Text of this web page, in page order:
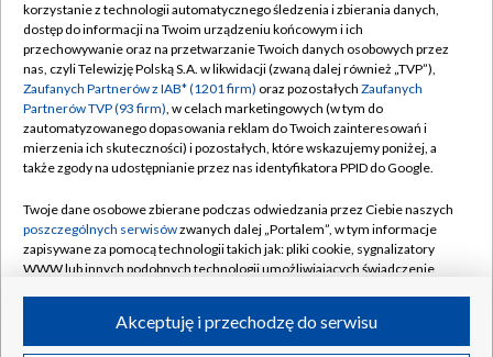
TVP
Abonament TVP
Emisja w TVP
Centrum informacji TVP
Naziemna Telewizja Cyfrowa
Rada Programowa
System NOS
Informacje o nadawcy
Program dla prasy
Regulamin TVP
Polityka prywatności
Moje zgody
Pomoc
Kontakt
Kanały
korzystanie z technologii automatycznego śledzenia i zbierania danych,
dostęp do informacji na Twoim urządzeniu końcowym i ich
przechowywanie oraz na przetwarzanie Twoich danych osobowych przez
nas, czyli Telewizję Polską S.A. w likwidacji (zwaną dalej również „TVP”),
Zaufanych Partnerów z IAB* (1201 firm) oraz pozostałych Zaufanych
Partnerów TVP (93 firm), w celach marketingowych (w tym do
zautomatyzowanego dopasowania reklam do Twoich zainteresowań i
mierzenia ich skuteczności) i pozostałych, które wskazujemy poniżej, a
także zgody na udostępnianie przez nas identyfikatora PPID do Google.
Twoje dane osobowe zbierane podczas odwiedzania przez Ciebie naszych
poszczególnych serwisówzwanych dalej „Portalem”, w tym informacje
zapisywane za pomocą technologii takich jak: pliki cookie, sygnalizatory
WWW lub innych podobnych technologii umożliwiających świadczenie
ruchu w Internecie.Akceptuję i przechodzę do serwisu